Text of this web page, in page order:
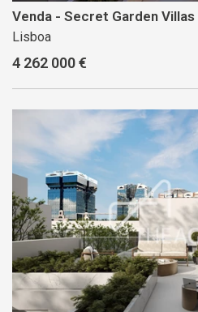
Venda - Secret Garden
Lisboa
4 262 000 €